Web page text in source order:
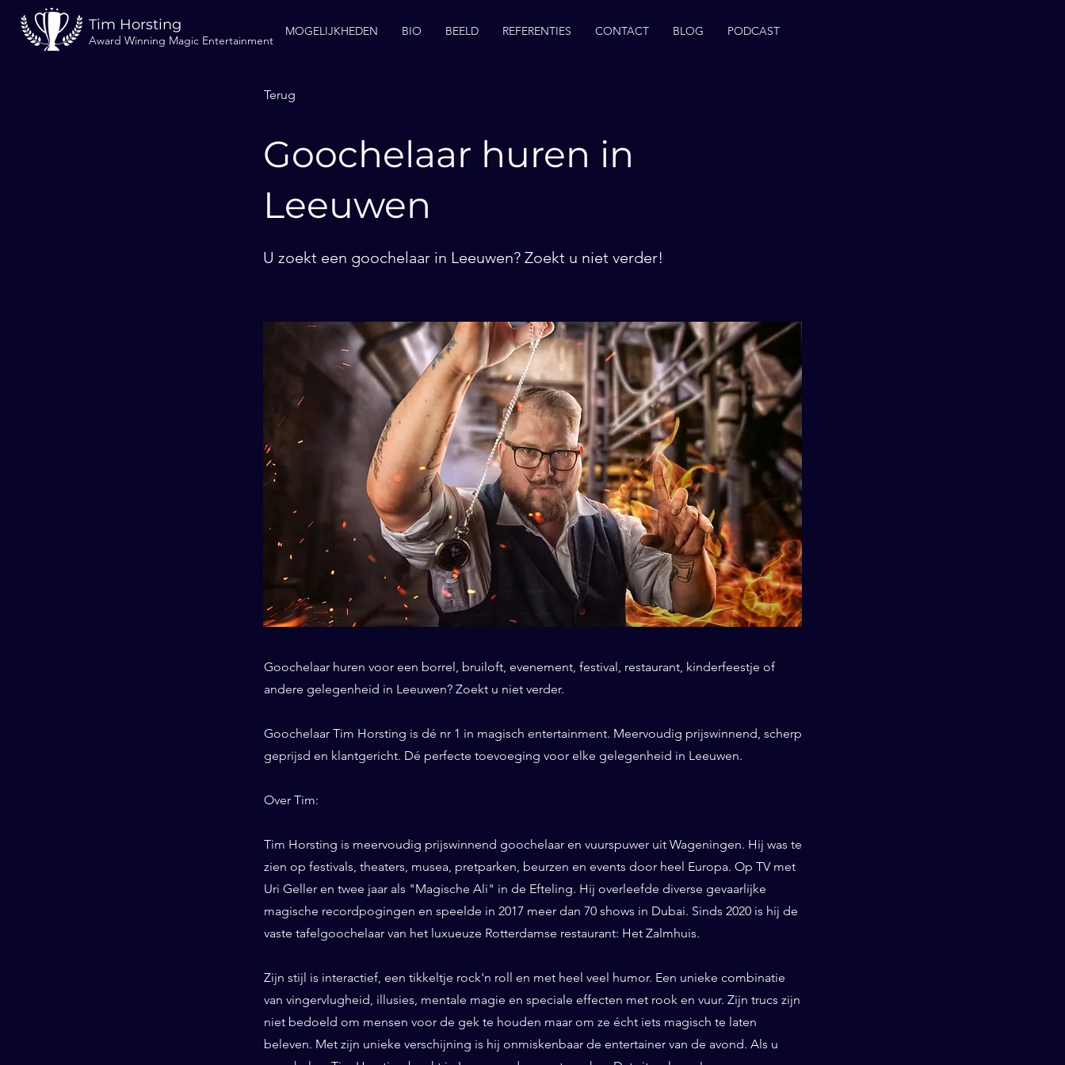
Tim Horsting
Award Winning Magic Entertainment
MOGELIJKHEDEN BIO BEELD REFERENTIES CONTACT BLOG PODCAST
Terug
Goochelaar huren in
Leeuwen
U zoekt een goochelaar in Leeuwen? Zoekt u niet verder!
Goochelaar huren voor een borrel, bruiloft, evenement, festival, restaurant, kinderfeestje of
andere gelegenheid in Leeuwen? Zoekt u niet verder.
Goochelaar Tim Horsting is dé nr 1 in magisch entertainment. Meervoudig prijswinnend, scherp
geprijsd en klantgericht. Dé perfecte toevoeging voor elke gelegenheid in Leeuwen.
Over Tim:
Tim Horsting is meervoudig prijswinnend goochelaar en vuurspuwer uit Wageningen. Hij was te
zien op festivals, theaters, musea, pretparken, beurzen en events door heel Europa. Op TV met
Uri Geller en twee jaar als "Magische Ali" in de Efteling. Hij overleefde diverse gevaarlijke
magische recordpogingen en speelde in 2017 meer dan 70 shows in Dubai. Sinds 2020 is hij de
vaste tafelgoochelaar van het luxueuze Rotterdamse restaurant: Het Zalmhuis.
Zijn stijl is interactief, een tikkeltje rock'n roll en met heel veel humor. Een unieke combinatie
van vingervlugheid, illusies, mentale magie en speciale effecten met rook en vuur. Zijn trucs zijn
niet bedoeld om mensen voor de gek te houden maar om ze écht iets magisch te laten
beleven. Met zijn unieke verschijning is hij onmiskenbaar de entertainer van de avond. Als u